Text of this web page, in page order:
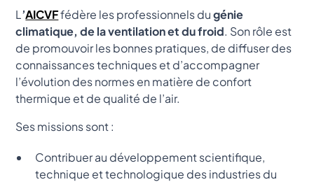
L’AICVFfédère les professionnels dugénie
climatique, de la ventilation et du froid. Son rôle est
de promouvoir les bonnes pratiques, de diffuser des
connaissances techniques et d’accompagner
l’évolution des normes en matière de confort
thermique et de qualité de l’air.
Ses missions sont :
Contribuer au développement scientifique,
technique et technologique des industries du